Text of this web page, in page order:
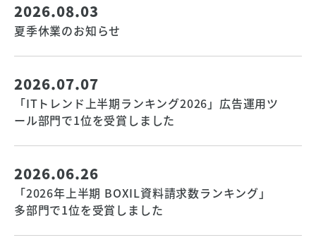
2026.08.03
夏季休業のお知らせ
2026.07.07
「ITトレンド上半期ランキング2026」広告運用ツ
ール部門で1位を受賞しました
2026.06.26
「2026年上半期 BOXIL資料請求数ランキング」
多部門で1位を受賞しました